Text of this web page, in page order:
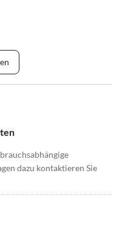
dazu kontaktieren Sie